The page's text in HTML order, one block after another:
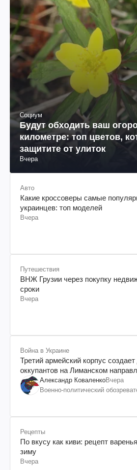
Социум
Будут обходить ваш
километре: топ цветов,
защитите от улиток
Вчера
Авто
Какие кроссоверы самые
украинцев: топ моделей
Вчера
Путешествия
ВНЖ Грузии через покупку
сроки
Вчера
Война в Украине
Третий армейский корпус
оккупантов на Лиманском
дискомфорт: как это удалось
Александр КоваленкоВчера
Военно-политический
Рецепты
По вкусу как киви: рецепт
зиму
Вчера